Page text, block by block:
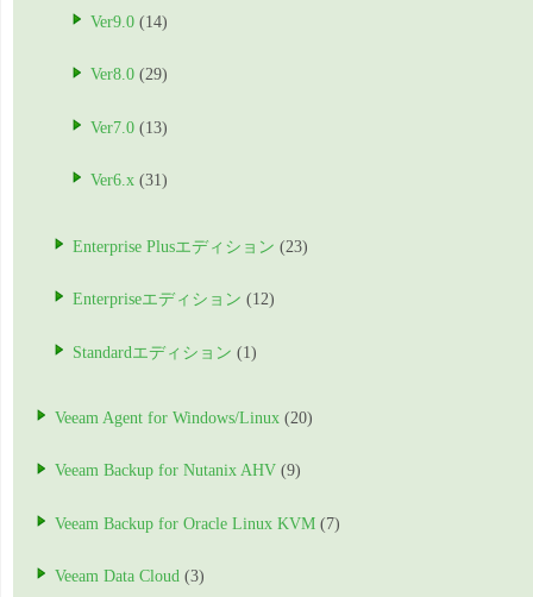
Ver9.0 (14)
Ver8.0 (29)
Ver7.0 (13)
Ver6.x (31)
Enterprise Plusエディション (23)
Enterpriseエディション (12)
Standardエディション (1)
Veeam Agent for Windows/Linux (20)
Veeam Backup for Nutanix AHV (9)
Veeam Backup for Oracle Linux KVM (7)
Veeam Data Cloud (3)